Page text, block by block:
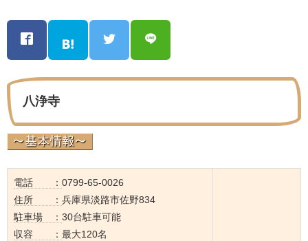
八浄寺
電話 ： 0799-65-0026
住所 ： 兵庫県淡路市佐野834
駐車場 ： 30台駐車可能
収容 ： 最大120名